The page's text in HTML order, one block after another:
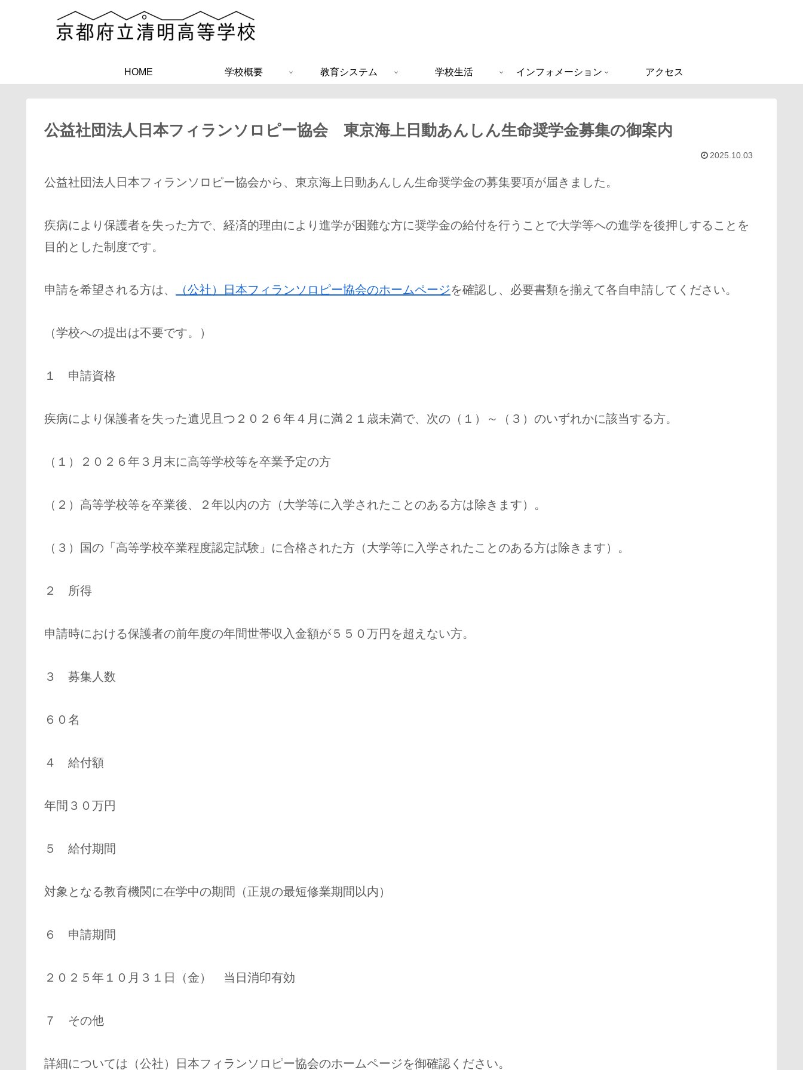
HOME 学校概要 教育システム 学校生活 インフォメーション アクセス
公益社団法人日本フィランソロピー協会 東京海上日動あんしん生命奨学金募集の御案内
2025.10.03
公益社団法人日本フィランソロピー協会から、東京海上日動あんしん生命奨学金の募集要項が届きました。
疾病により保護者を失った方で、経済的理由により進学が困難な方に奨学金の給付を行うことで大学等への進学を後押しすることを
目的とした制度です。
申請を希望される方は、 （公社）日本フィランソロピー協会のホームページを確認し、必要書類を揃えて各自申請してください。
（学校への提出は不要です。）
１ 申請資格
疾病により保護者を失った遺児且つ２０２６年４月に満２１歳未満で、次の（１）～（３）のいずれかに該当する方。
（１）２０２６年３月末に高等学校等を卒業予定の方
（２）高等学校等を卒業後、２年以内の方（大学等に入学されたことのある方は除きます）。
（３）国の「高等学校卒業程度認定試験」に合格された方（大学等に入学されたことのある方は除きます）。
２ 所得
申請時における保護者の前年度の年間世帯収入金額が５５０万円を超えない方。
３ 募集人数
６０名
４ 給付額
年間３０万円
５ 給付期間
対象となる教育機関に在学中の期間（正規の最短修業期間以内）
６ 申請期間
２０２５年１０月３１日（金） 当日消印有効
７ その他
詳細については（公社）日本フィランソロピー協会のホームページを御確認ください。